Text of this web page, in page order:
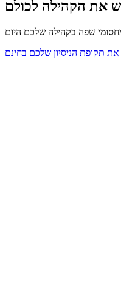
את הקהילה לכולם
את תקופת הניסיון שלכם בחינם